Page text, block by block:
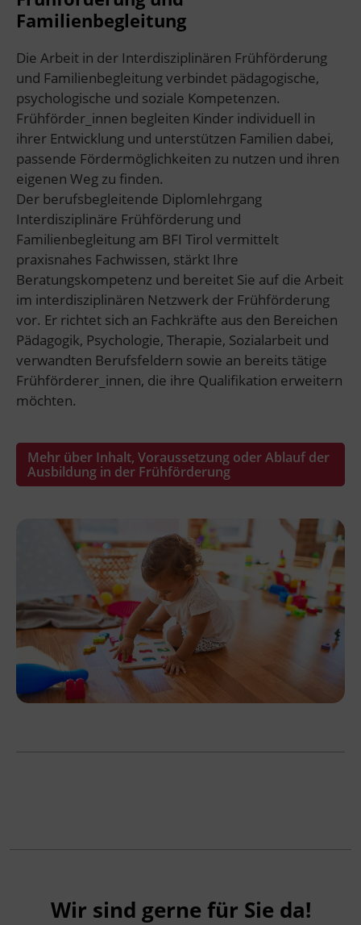
Familienbegleitung
Die Arbeit in der Interdisziplinären Frühförderung
und Familienbegleitung verbindet pädagogische,
psychologische und soziale Kompetenzen.
Frühförder_innen begleiten Kinder individuell in
ihrer Entwicklung und unterstützen Familien dabei,
passende Fördermöglichkeiten zu nutzen und ihren
eigenen Weg zu finden.
Der berufsbegleitende Diplomlehrgang
Interdisziplinäre Frühförderung und
Familienbegleitung am BFI Tirol vermittelt
praxisnahes Fachwissen, stärkt Ihre
Beratungskompetenz und bereitet Sie auf die Arbeit
im interdisziplinären Netzwerk der Frühförderung
vor. Er richtet sich an Fachkräfte aus den Bereichen
Pädagogik, Psychologie, Therapie, Sozialarbeit und
verwandten Berufsfeldern sowie an bereits tätige
Frühförderer_innen, die ihre Qualifikation erweitern
möchten.
Mehr über Inhalt, Voraussetzung oder Ablauf der
Ausbildung in der Frühförderung
Wir sind gerne für Sie da!